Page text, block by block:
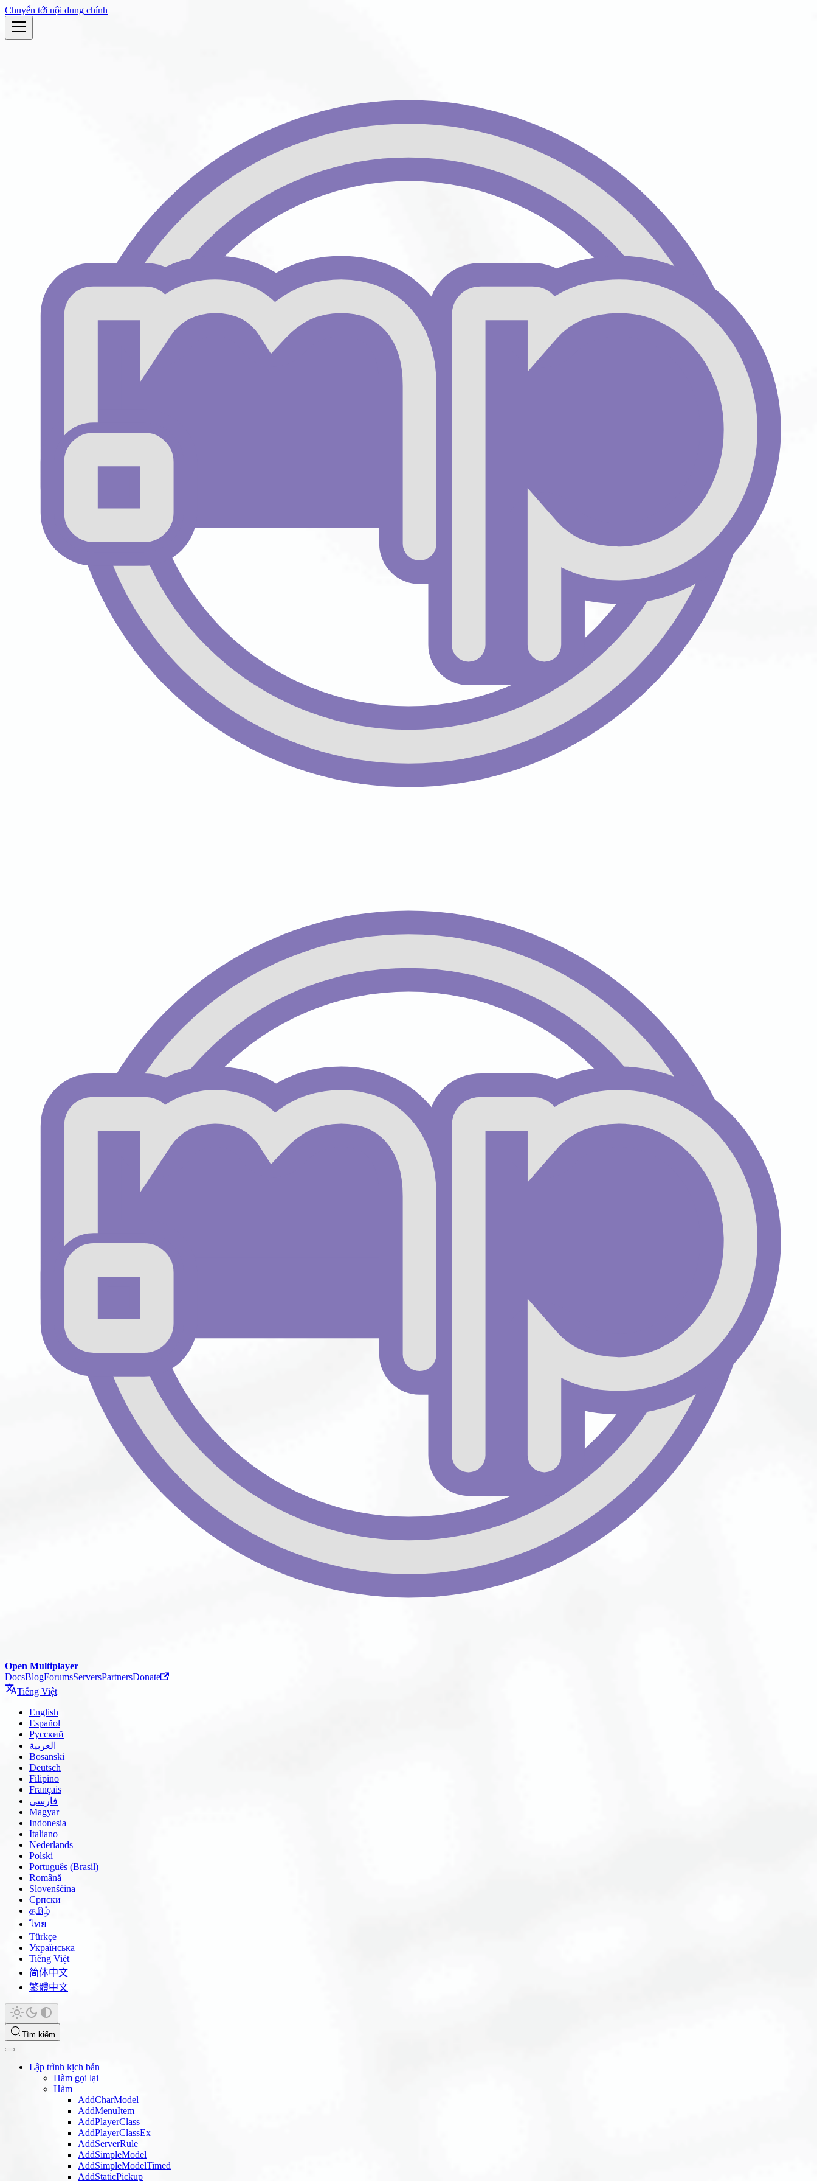
Chuyển tới nội dung chính
Open Multiplayer
DocsBlogForumsServersPartnersDonate
Tiếng Việt
English
Español
Русский
العربية
Bosanski
Deutsch
Filipino
Français
فارسی
Magyar
Indonesia
Italiano
Nederlands
Polski
Português (Brasil)
Română
Slovenščina
Српски
தமிழ்
ไทย
Türkçe
Українська
Tiếng Việt
简体中文
繁體中文
Tìm kiếm
Lập trình kịch bản
Hàm gọi lại
Hàm
AddCharModel
AddMenuItem
AddPlayerClass
AddPlayerClassEx
AddServerRule
AddSimpleModel
AddSimpleModelTimed
AddStaticPickup